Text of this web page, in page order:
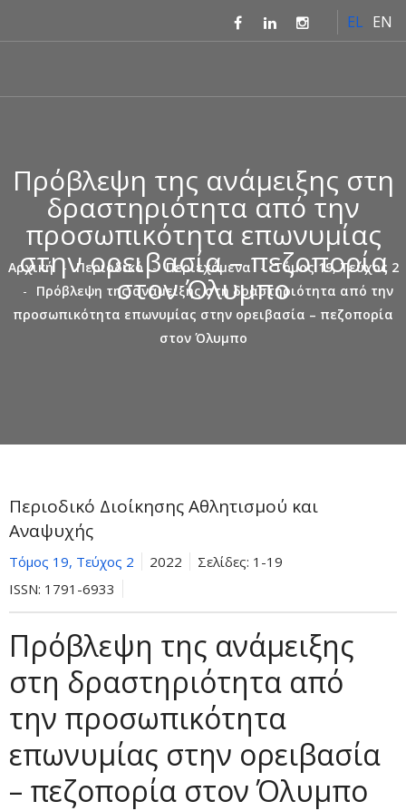
προς το
περιεχόμενο
EL EN
Πρόβλεψη της ανάμειξης στη
δραστηριότητα από την
προσωπικότητα επωνυμίας
στην ορειβασία – πεζοπορία
στον Όλυμπο
Αρχική Περιοδικό Περιεχόμενα
Τόμος 19, Τεύχος 2
Πρόβλεψη της ανάμειξης στη δραστηριότητα από την
προσωπικότητα επωνυμίας στην ορειβασία – πεζοπορία
στον Όλυμπο
Περιοδικό Διοίκησης Αθλητισμού και
Αναψυχής
Τόμος 19, Τεύχος 2 2022 Σελίδες: 1-19
ISSN: 1791-6933
Πρόβλεψη της ανάμειξης
στη δραστηριότητα από
την προσωπικότητα
επωνυμίας στην ορειβασία
– πεζοπορία στον Όλυμπο